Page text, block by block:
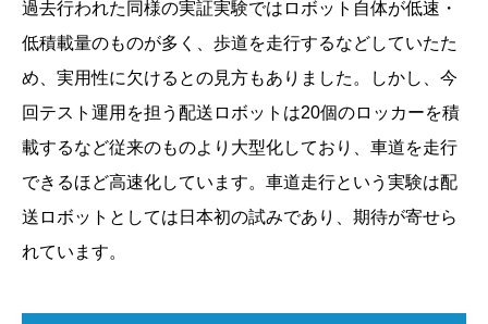
過去行われた同様の実証実験ではロボット自体が低速・
低積載量のものが多く、歩道を走行するなどしていたた
め、実用性に欠けるとの見方もありました。しかし、今
回テスト運用を担う配送ロボットは20個のロッカーを積
載するなど従来のものより大型化しており、車道を走行
できるほど高速化しています。車道走行という実験は配
送ロボットとしては日本初の試みであり、期待が寄せら
れています。